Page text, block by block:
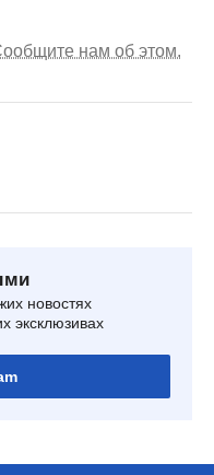
нам об этом.
новостях
эксклюзивах